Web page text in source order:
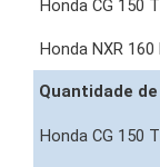
Quantidade